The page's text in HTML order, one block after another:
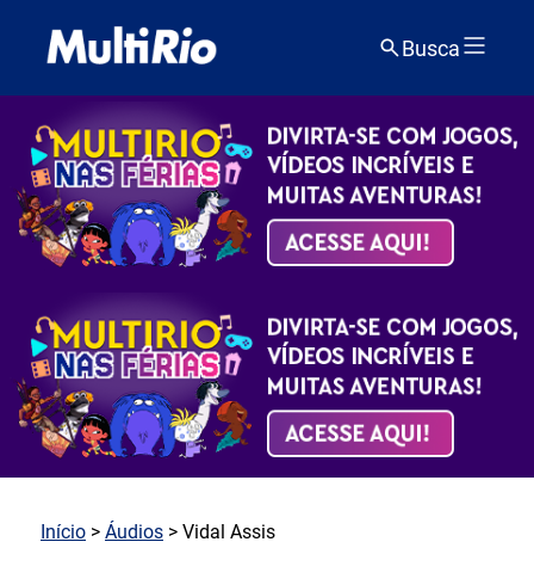
Busca
Início > Áudios > Vidal Assis